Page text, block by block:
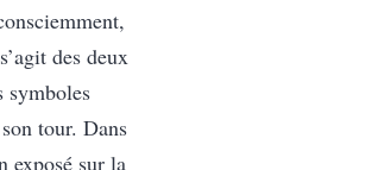
des deux
symboles
tour. Dans
exposé sur la